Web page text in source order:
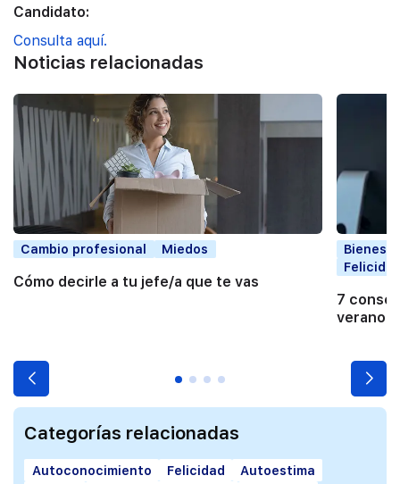
Candidato:
Consulta aquí.
Noticias relacionadas
Cambio profesional Miedos
Cómo decirle a tu jefe/a que te vas
7
verano
Categorías relacionadas
Autoconocimiento Felicidad
Autoestima